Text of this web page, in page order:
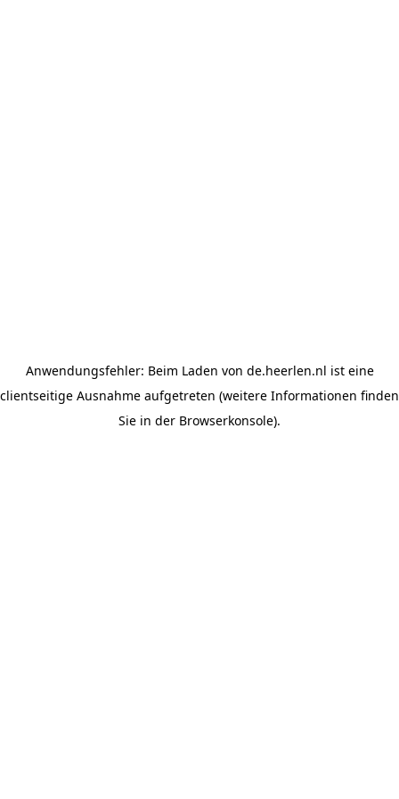
Anwendungsfehler: Beim Laden von de.heerlen.nl ist eine
clientseitige Ausnahme aufgetreten (weitere Informationen finden
Sie in der Browserkonsole).